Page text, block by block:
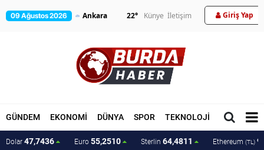
09 Ağustos 2026 22° Künye İletişim Giriş Yap
GÜNDEM EKONOMİ DÜNYA SPOR TEKNOLOJİ MAGAZİN
Dolar 47,7436 Euro 55,2510 Sterlin 64,4811 Ethereum (TL)